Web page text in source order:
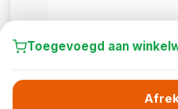
Toegevoegd aan